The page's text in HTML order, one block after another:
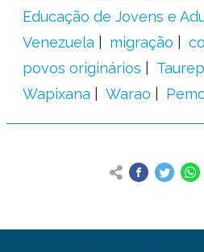
Educação de Jovens e
Venezuela
migração
povos originários
Wapixana
Warao